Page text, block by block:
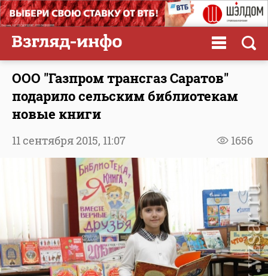
ООО "Газпром трансгаз Саратов"
подарило сельским библиотекам
новые книги
1656
11 сентября 2015, 11:07